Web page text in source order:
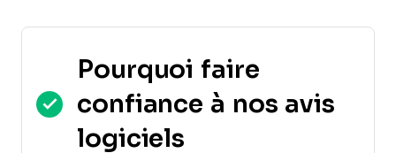
Pourquoi faire
confiance à nos avis
logiciels